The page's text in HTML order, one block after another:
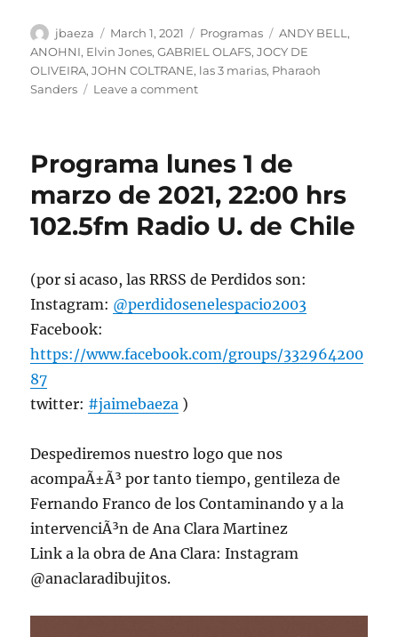
Author
jbaeza
Posted
on
March 1, 2021 Categories
Programas Tags
ANDY BELL ,
ANOHNI, Elvin Jones,GABRIEL OLAFS,JOCY DE
OLIVEIRA,JOHN COLTRANE, las 3 marias, Pharaoh
Sanders
Leave a commenton
1Â°
marzo
de
2021.
Programa lunes 1 de
marzo de 2021, 22:00 hrs
102.5fm Radio U. de Chile
(por si acaso, las RRSS de Perdidos son:
Instagram: @perdidosenelespacio2003
Facebook:
https://www.facebook.com/groups/332964200
87
twitter: #jaimebaeza )
Despediremos nuestro logo que nos
acompaÃ±Ã³ por tanto tiempo, gentileza de
Fernando Franco de los Contaminando y a la
intervenciÃ³n de Ana Clara Martinez
Link a la obra de Ana Clara: Instagram
@anaclaradibujitos.